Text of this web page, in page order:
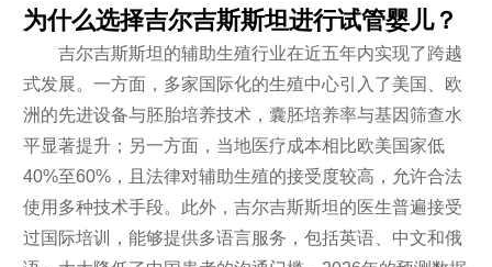
为什么选择吉尔吉斯斯坦进行试管婴儿？
吉尔吉斯斯坦的辅助生殖行业在近五年内实现了跨越
式发展。一方面，多家国际化的生殖中心引入了美国、欧
洲的先进设备与胚胎培养技术，囊胚培养率与基因筛查水
平显著提升；另一方面，当地医疗成本相比欧美国家低
40%至60%，且法律对辅助生殖的接受度较高，允许合法
使用多种技术手段。此外，吉尔吉斯斯坦的医生普遍接受
过国际培训，能够提供多语言服务，包括英语、中文和俄